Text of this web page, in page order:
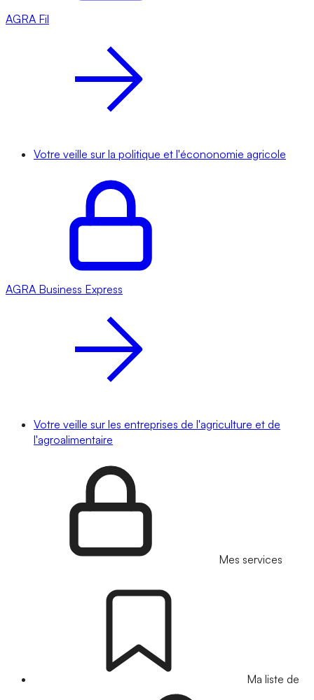
AGRA Fil
Votre veille sur la politique et l'écononomie agricole
AGRA Business Express
Votre veille sur les entreprises de l'agriculture et de
l'agroalimentaire
Mes services
Ma liste de